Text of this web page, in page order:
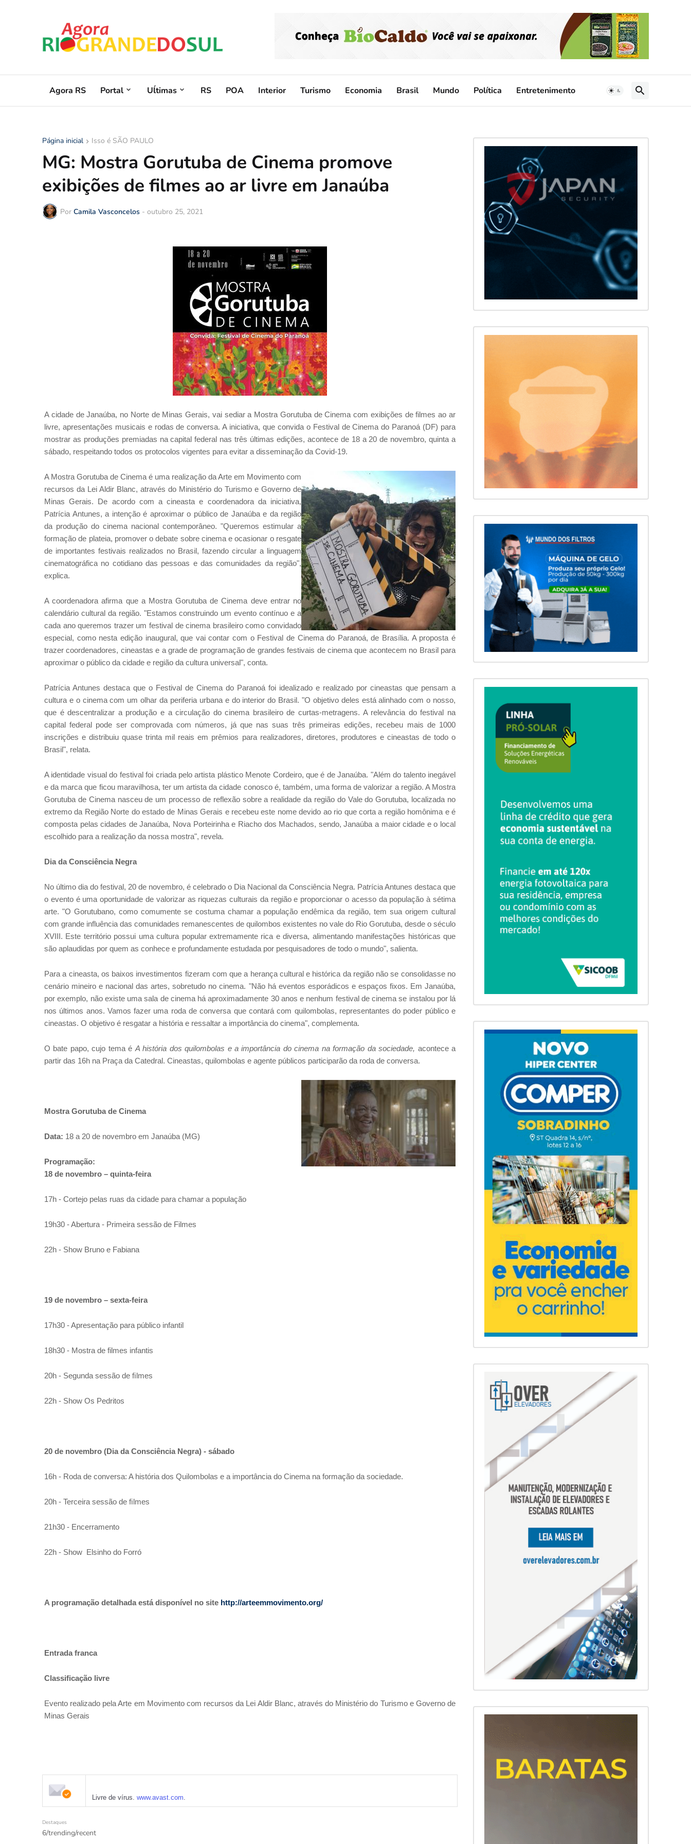
Agora RS Portal Uĺtimas RS POA Interior Turismo Economia Brasil Mundo Política Entretenimento
Página inicial Isso é SÃO PAULO
MG: Mostra Gorutuba de Cinema promove
exibições de filmes ao ar livre em Janaúba
Por Camila Vasconcelos - outubro 25, 2021
A cidade de Janaúba, no Norte de Minas Gerais, vai sediar a Mostra Gorutuba de Cinema com exibições de filmes ao ar
livre, apresentações musicais e rodas de conversa. A iniciativa, que convida o Festival de Cinema do Paranoá (DF) para
mostrar as produções premiadas na capital federal nas três últimas edições, acontece de 18 a 20 de novembro, quinta a
sábado, respeitando todos os protocolos vigentes para evitar a disseminação da Covid-19.
A Mostra Gorutuba de Cinema é uma realização da Arte em Movimento com
recursos da Lei Aldir Blanc, através do Ministério do Turismo e Governo de
Minas Gerais. De acordo com a cineasta e coordenadora da iniciativa,
Patrícia Antunes, a intenção é aproximar o público de Janaúba e da região
da produção do cinema nacional contemporâneo. "Queremos estimular a
formação de plateia, promover o debate sobre cinema e ocasionar o resgate
de importantes festivais realizados no Brasil, fazendo circular a linguagem
cinematográfica no cotidiano das pessoas e das comunidades da região",
explica.
A coordenadora afirma que a Mostra Gorutuba de Cinema deve entrar no
calendário cultural da região. "Estamos construindo um evento contínuo e a
cada ano queremos trazer um festival de cinema brasileiro como convidado
especial, como nesta edição inaugural, que vai contar com o Festival de Cinema do Paranoá, de Brasília. A proposta é
trazer coordenadores, cineastas e a grade de programação de grandes festivais de cinema que acontecem no Brasil para
aproximar o público da cidade e região da cultura universal", conta.
Patrícia Antunes destaca que o Festival de Cinema do Paranoá foi idealizado e realizado por cineastas que pensam a
cultura e o cinema com um olhar da periferia urbana e do interior do Brasil. "O objetivo deles está alinhado com o nosso,
que é descentralizar a produção e a circulação do cinema brasileiro de curtas-metragens. A relevância do festival na
capital federal pode ser comprovada com números, já que nas suas três primeiras edições, recebeu mais de 1000
inscrições e distribuiu quase trinta mil reais em prêmios para realizadores, diretores, produtores e cineastas de todo o
Brasil", relata.
A identidade visual do festival foi criada pelo artista plástico Menote Cordeiro, que é de Janaúba. "Além do talento inegável
e da marca que ficou maravilhosa, ter um artista da cidade conosco é, também, uma forma de valorizar a região. A Mostra
Gorutuba de Cinema nasceu de um processo de reflexão sobre a realidade da região do Vale do Gorutuba, localizada no
extremo da Região Norte do estado de Minas Gerais e recebeu este nome devido ao rio que corta a região homônima e é
composta pelas cidades de Janaúba, Nova Porteirinha e Riacho dos Machados, sendo, Janaúba a maior cidade e o local
escolhido para a realização da nossa mostra", revela.
Dia da Consciência Negra
No último dia do festival, 20 de novembro, é celebrado o Dia Nacional da Consciência Negra. Patrícia Antunes destaca que
o evento é uma oportunidade de valorizar as riquezas culturais da região e proporcionar o acesso da população à sétima
arte. "O Gorutubano, como comumente se costuma chamar a população endêmica da região, tem sua origem cultural
com grande influência das comunidades remanescentes de quilombos existentes no vale do Rio Gorutuba, desde o século
XVIII. Este território possui uma cultura popular extremamente rica e diversa, alimentando manifestações históricas que
são aplaudidas por quem as conhece e profundamente estudada por pesquisadores de todo o mundo", salienta.
Para a cineasta, os baixos investimentos fizeram com que a herança cultural e histórica da região não se consolidasse no
cenário mineiro e nacional das artes, sobretudo no cinema. "Não há eventos esporádicos e espaços fixos. Em Janaúba,
por exemplo, não existe uma sala de cinema há aproximadamente 30 anos e nenhum festival de cinema se instalou por lá
nos últimos anos. Vamos fazer uma roda de conversa que contará com quilombolas, representantes do poder público e
cineastas. O objetivo é resgatar a história e ressaltar a importância do cinema", complementa.
O bate papo, cujo tema é A história dos quilombolas e a importância do cinema na formação da sociedade, acontece a
partir das 16h na Praça da Catedral. Cineastas, quilombolas e agente públicos participarão da roda de conversa.
Mostra Gorutuba de Cinema
Data: 18 a 20 de novembro em Janaúba (MG)
Programação:
18 de novembro – quinta-feira
17h - Cortejo pelas ruas da cidade para chamar a população
19h30 - Abertura - Primeira sessão de Filmes
22h - Show Bruno e Fabiana
19 de novembro – sexta-feira
17h30 - Apresentação para público infantil
18h30 - Mostra de filmes infantis
20h - Segunda sessão de ﬁlmes
22h - Show Os Pedritos
20 de novembro (Dia da Consciência Negra) - sábado
16h - Roda de conversa: A história dos Quilombolas e a importância do Cinema na formação da sociedade.
20h - Terceira sessão de ﬁlmes
21h30 - Encerramento
22h - Show Elsinho do Forró
A programação detalhada está disponível no site http://arteemmovimento.org/
Entrada franca
Classificação livre
Evento realizado pela Arte em Movimento com recursos da Lei Aldir Blanc, através do Ministério do Turismo e Governo de
Minas Gerais
Livre de vírus. www.avast.com.
Destaques
6/trending/recent